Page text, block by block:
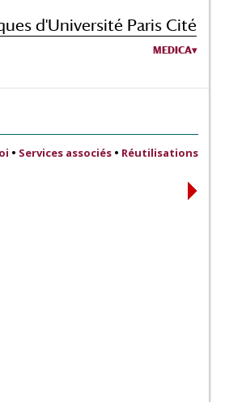
d'Université Paris Cité
MEDICA
• Services associés • Réutilisations